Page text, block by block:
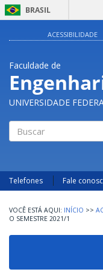
BRASIL
ACESSIBILIDADE
Faculdade de
UNIVERSIDADE
Telefones Fale
INÍCIO >>
O SEMESTRE 2021/1